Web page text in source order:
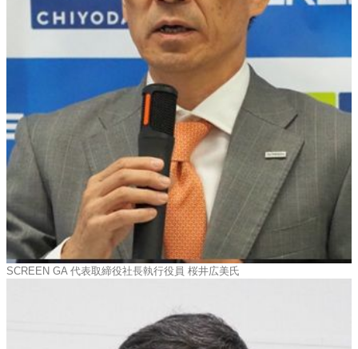
SCREEN GA 代表取締役社長執行役員 桜井広美氏